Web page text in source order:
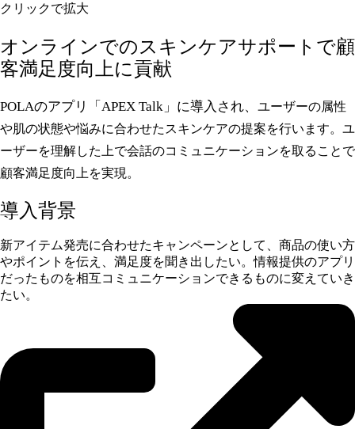
クリックで拡大
オンラインでのスキンケアサポートで顧
客満足度向上に貢献
POLAのアプリ「 APEX Talk 」に導入され、 ユーザーの属性
や肌の状態や悩みに合わせたスキンケアの提案を行います。ユ
ーザーを理解した上で会話のコミュニケーションを取ることで
顧客満足度向上を実現。
導入背景
新アイテム発売に合わせたキャンペーンとして、商品の使い方
やポイントを伝え、満足度を聞き出したい。情報提供のアプリ
だったものを相互コミュニケーションできるものに変えていき
たい。